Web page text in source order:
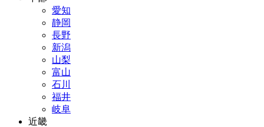
愛知
静岡
長野
新潟
山梨
富山
石川
福井
岐阜
近畿